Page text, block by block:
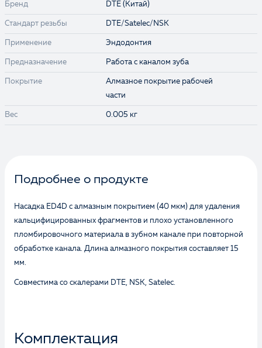
Бренд DTE (Китай)
Стандарт резьбы DTE/Satelec/NSK
Применение Эндодонтия
Предназначение Работа с каналом зуба
Покрытие
Алмазное покрытие рабочей
части
Вес 0.005 кг
Подробнее о продукте
Насадка ED4D с алмазным покрытием (40 мкм) для удаления
кальцифицированных фрагментов и плохо установленного
пломбировочного материала в зубном канале при повторной
обработке канала. Длина алмазного покрытия составляет 15
мм.
Совместима со скалерами DTE, NSK, Satelec.
Комплектация